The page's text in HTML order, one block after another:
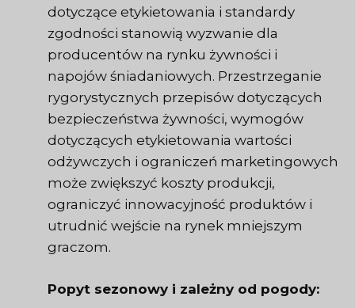
dotyczące etykietowania i standardy
zgodności stanowią wyzwanie dla
producentów na rynku żywności i
napojów śniadaniowych. Przestrzeganie
rygorystycznych przepisów dotyczących
bezpieczeństwa żywności, wymogów
dotyczących etykietowania wartości
odżywczych i ograniczeń marketingowych
może zwiększyć koszty produkcji,
ograniczyć innowacyjność produktów i
utrudnić wejście na rynek mniejszym
graczom.
Popyt sezonowy i zależny od pogody: